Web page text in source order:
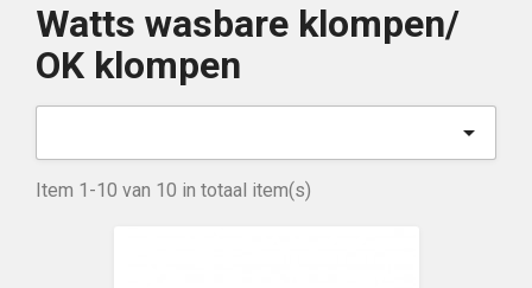
Watts wasbare klompen/
OK klompen

Item 1-10 van 10 in totaal item(s)